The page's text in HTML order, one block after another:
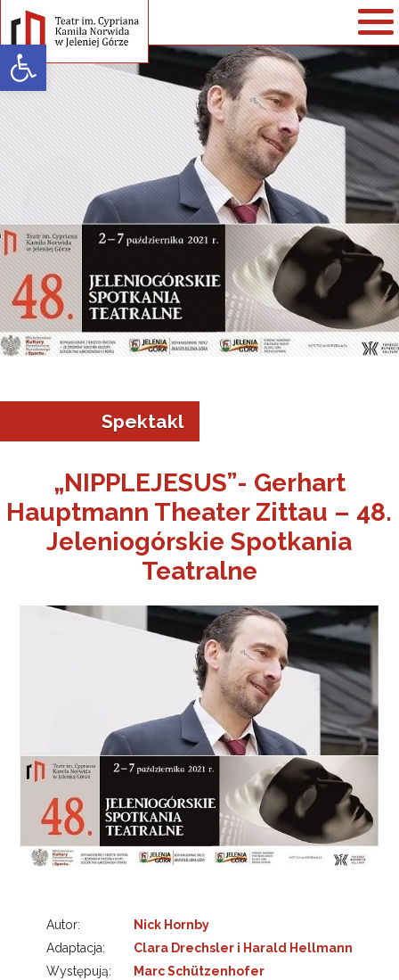
Open toolbar
Jeleniej Górze
Warning: strlen() expects parameter 1 to be string, array given in
/home/klient.dhosting.pl/teatr/teatrnorwida.pl/wp-
content/themes/teatrnorwida/single-spektakle.php
35
Spektakl
„NIPPLEJESUS”- Gerhart
Hauptmann Theater Zittau – 48.
Jeleniogórskie Spotkania
Teatralne
Autor:
Nick Hornby
Adaptacja:
Clara Drechsler i Harald Hellmann
Występują:
Marc Schützenhofer